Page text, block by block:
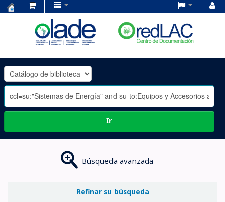
OLADE
-
Ir
Búsqueda avanzada
Refinar su búsqueda